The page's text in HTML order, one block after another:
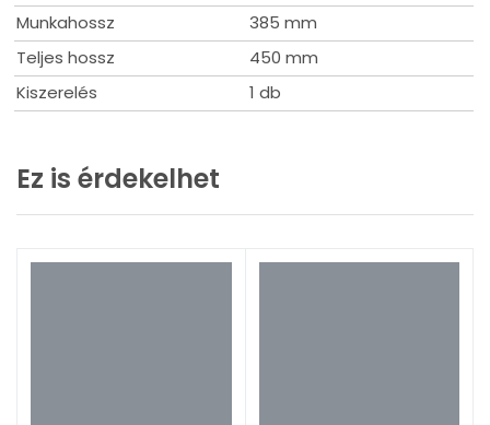
Munkahossz
385 mm
Teljes hossz
450 mm
Kiszerelés
1 db
Ez is érdekelhet